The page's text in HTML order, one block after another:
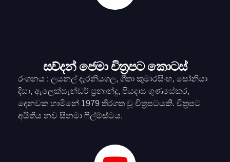
සව්දන් ජෙමා චිත්‍රපට කොටස්
රංගනය : ලයනල් දැරනියගල, ගීතා කුමාරසිංහ, සෝනියා
දිසා, ඇලෙක්සැන්ඩර් ප්‍රනාන්දු, පියදාස ගුණසේකර,
දෙනවක හාමිනේ 1979 තිරගත වූ චිත්‍රපටයකි. චිත්‍රපට
අයිතිය නව සිනමා ෆිල්ම්ස්ටය.